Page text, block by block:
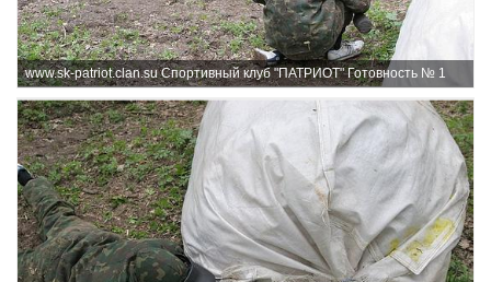
www.sk-patriot.clan.su Спортивный клуб "ПАТРИОТ" Готовность № 1